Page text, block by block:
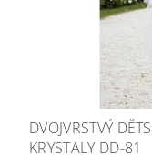
DVOJVRSTVÝ
KRYSTALY DD-81